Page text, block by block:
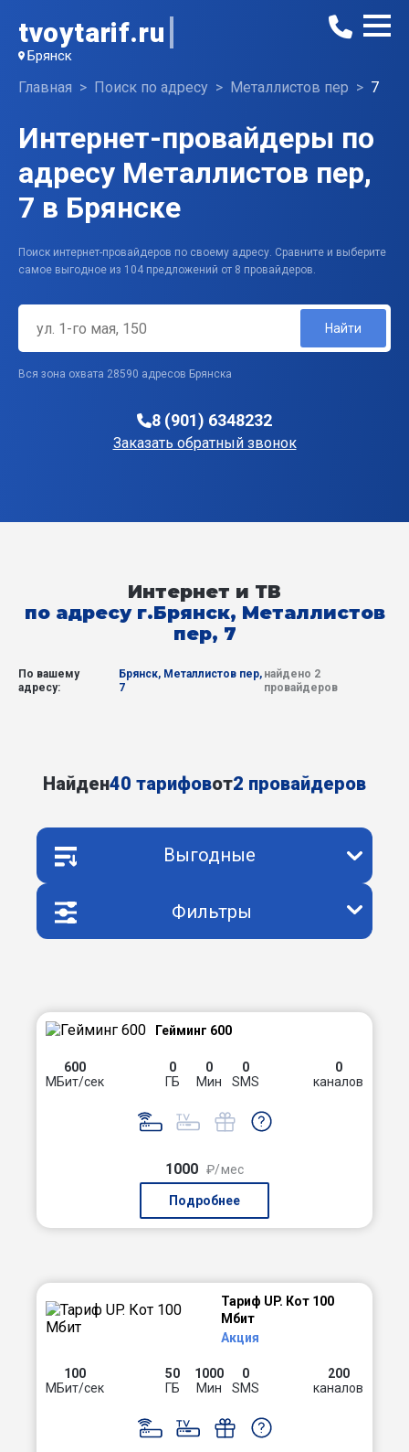
tvoytarif.ru
Брянск
Главная Поиск по адресу Металлистов пер 7
Интернет-провайдеры по
адресу Металлистов пер,
7 в Брянске
Поиск интернет-провайдеров по своему адресу. Сравните и выберите
самое выгодное из 104 предложений от 8 провайдеров.
Найти
Вся зона охвата 28590 адресов Брянска
8 (901) 6348232
Заказать обратный звонок
Интернет и ТВ
по адресу г.Брянск, Металлистов
пер, 7
По вашему
адресу:
Брянск, Металлистов пер,
7
найдено 2
провайдеров
Найден40 тарифовот2 провайдеров
Выгодные
Фильтры
Гейминг 600
600
МБит/сек
0
ГБ
0
Мин
0
SMS
0
каналов
1000 ₽/мес
Подробнее
Тариф UP. Кот 100
Мбит
Акция
100
МБит/сек
50
ГБ
1000
Мин
0
SMS
200
каналов